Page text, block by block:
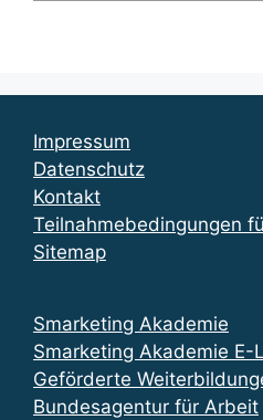
Impressum
Datenschutz
Kontakt
Teilnahmebedingungen
Sitemap
Smarketing Akademie
Smarketing Akademie E-
Geförderte
Bundesagentur für Arbeit